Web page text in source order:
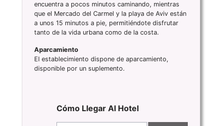
encuentra a pocos minutos caminando, mientras
que el Mercado del Carmel y la playa de Aviv están
a unos 15 minutos a pie, permitiéndote disfrutar
tanto de la vida urbana como de la costa.
Aparcamiento
El establecimiento dispone de aparcamiento,
disponible por un suplemento.
Cómo Llegar Al Hotel